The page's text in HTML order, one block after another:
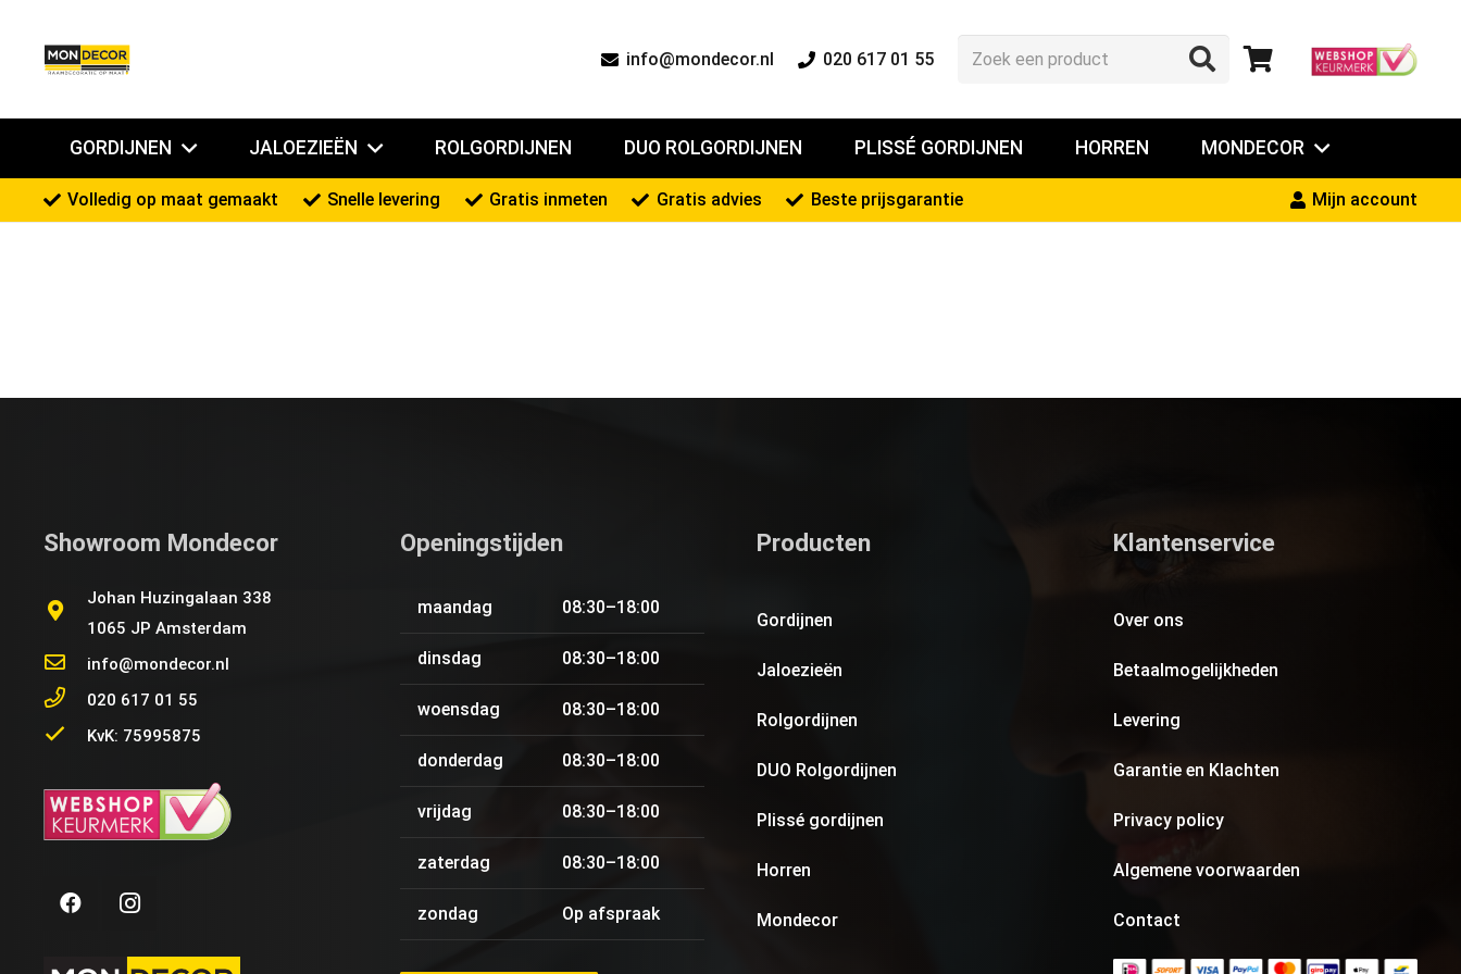
info@mondecor.nl 020 617 01 55
GORDIJNEN JALOEZIEËN ROLGORDIJNEN DUO ROLGORDIJNEN PLISSÉ GORDIJNEN HORREN MONDECOR
Volledig op maat gemaakt Snelle levering Gratis inmeten Gratis advies Beste prijsgarantie Mijn account
Showroom Mondecor
Johan Huzingalaan 338
1065 JP Amsterdam
info@mondecor.nl
020 617 01 55
KvK: 75995875
Openingstijden
maandag 08:30–18:00
dinsdag 08:30–18:00
woensdag 08:30–18:00
donderdag 08:30–18:00
vrijdag 08:30–18:00
zaterdag 08:30–18:00
zondag Op afspraak
Producten
Gordijnen
Jaloezieën
Rolgordijnen
DUO Rolgordijnen
Plissé gordijnen
Horren
Mondecor
Klantenservice
Over ons
Betaalmogelijkheden
Levering
Garantie en Klachten
Privacy policy
Algemene voorwaarden
Contact